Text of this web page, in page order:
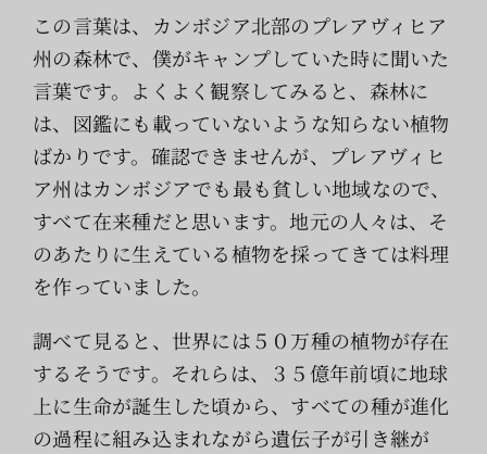
…
この言葉は、カンボジア北部のプレアヴィヒア
州の森林で、僕がキャンプしていた時に聞いた
言葉です。よくよく観察してみると、森林に
は、図鑑にも載っていないような知らない植物
ばかりです。確認できませんが、プレアヴィヒ
ア州はカンボジアでも最も貧しい地域なので、
すべて在来種だと思います。地元の人々は、そ
のあたりに生えている植物を採ってきては料理
を作っていました。
調べて見ると、世界には５０万種の植物が存在
するそうです。それらは、３５億年前頃に地球
上に生命が誕生した頃から、すべての種が進化
の過程に組み込まれながら遺伝子が引き継が